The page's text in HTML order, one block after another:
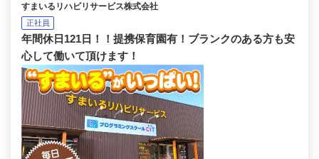
すまいるリハビリサービス株式会社
正社員
年間休日121日！！提携保育園有！ブランクのある方も安
心して働いて頂けます！